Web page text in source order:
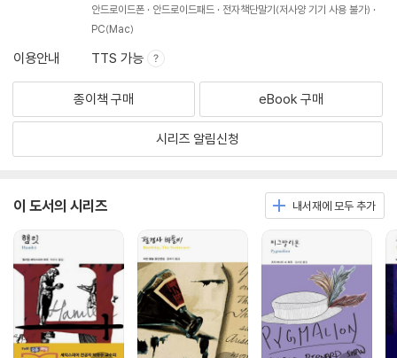
안드로이드폰
안드로이드패드
전자책단말기(저사양 기기 사용 불가)
PC(Mac)
이용안내 TTS 가능
종이책 구매 eBook 구매
시리즈 알림신청
이 도서의 시리즈 내서재에 모두 추가